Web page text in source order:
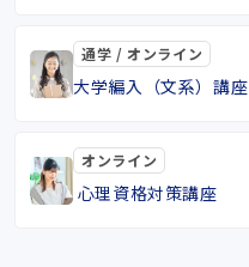
通学 / オンライン
大学編入（文系）講座
オンライン
心理資格対策講座